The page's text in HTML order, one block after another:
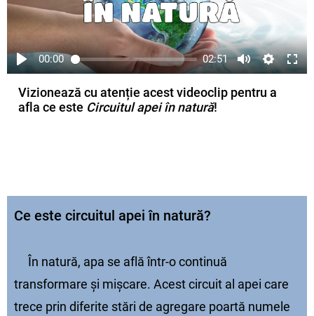
00:00 02:51
Vizionează cu atenție acest videoclip pentru a
afla ce este Circuitul apei în natură!
Ce este circuitul apei în natură?
În natură, apa se află într-o continuă
transformare și mișcare. Acest circuit al apei care
trece prin diferite stări de agregare poartă numele